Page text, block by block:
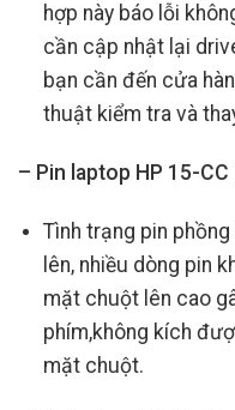
hợp này báo lỗi
cần cập nhật lại
bạn cần đến cửa
thuật kiểm tra và
– Pin laptop HP 15-
Tình trạng pin
lên, nhiều dòng pin
mặt chuột lên cao
phím,không kích
mặt chuột.